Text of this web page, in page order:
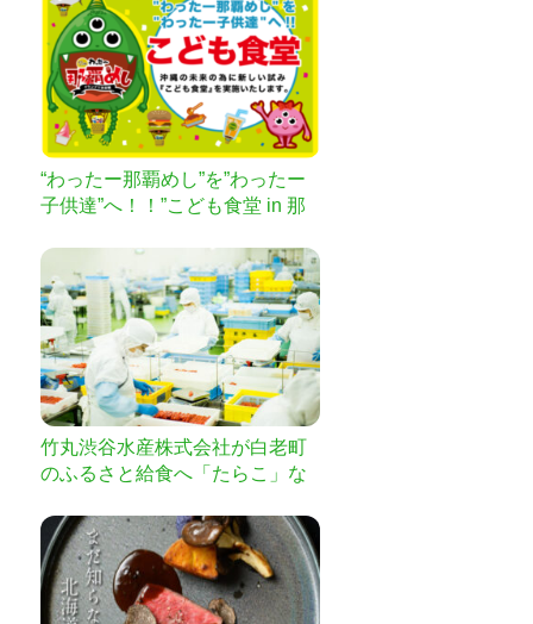
“わったー那覇めし”を”わったー
子供達”へ！！”こども食堂 in 那
竹丸渋谷水産株式会社が白老町
のふるさと給食へ「たらこ」な